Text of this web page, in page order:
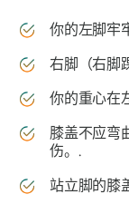
你的左脚牢
右脚（右脚
你的重心在
膝盖不应弯
伤。.
站立脚的膝